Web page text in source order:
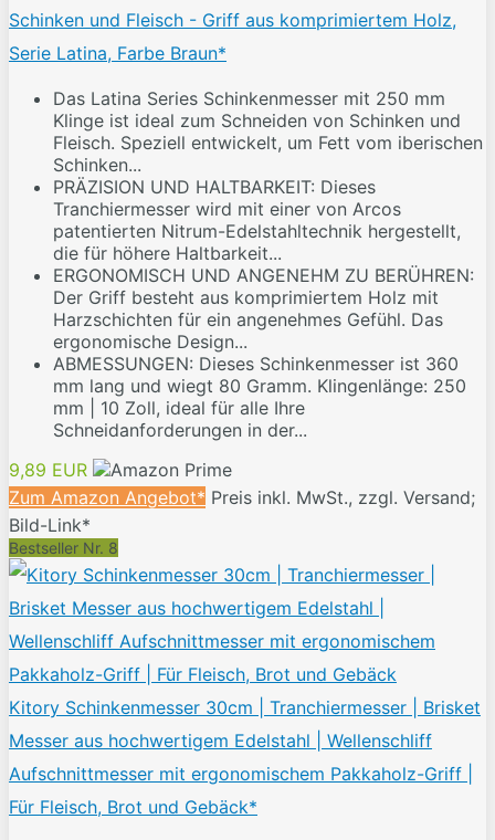
Schinken und Fleisch - Griff aus komprimiertem Holz,
Serie Latina, Farbe Braun*
Das Latina Series Schinkenmesser mit 250 mm
Klinge ist ideal zum Schneiden von Schinken und
Fleisch. Speziell entwickelt, um Fett vom iberischen
Schinken...
PRÄZISION UND HALTBARKEIT: Dieses
Tranchiermesser wird mit einer von Arcos
patentierten Nitrum-Edelstahltechnik hergestellt,
die für höhere Haltbarkeit...
ERGONOMISCH UND ANGENEHM ZU BERÜHREN:
Der Griff besteht aus komprimiertem Holz mit
Harzschichten für ein angenehmes Gefühl. Das
ergonomische Design...
ABMESSUNGEN: Dieses Schinkenmesser ist 360
mm lang und wiegt 80 Gramm. Klingenlänge: 250
mm | 10 Zoll, ideal für alle Ihre
Schneidanforderungen in der...
9,89 EUR
Zum Amazon Angebot* Preis inkl. MwSt., zzgl. Versand;
Bild-Link*
Bestseller Nr. 8
Kitory Schinkenmesser 30cm | Tranchiermesser | Brisket
Messer aus hochwertigem Edelstahl | Wellenschliff
Aufschnittmesser mit ergonomischem Pakkaholz-Griff |
Für Fleisch, Brot und Gebäck*